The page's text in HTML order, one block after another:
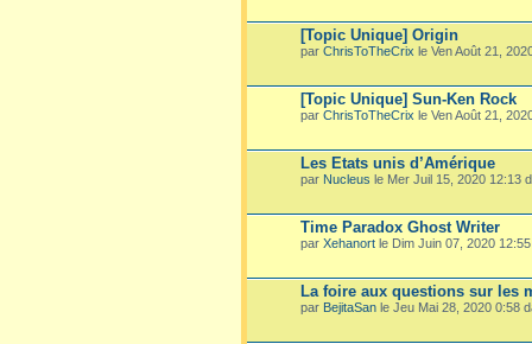
[Topic Unique] Origin
par ChrisToTheCrix le Ven Août 21,
[Topic Unique] Sun-Ken Rock
par ChrisToTheCrix le Ven Août 21,
Les Etats unis d’Amérique
par Nucleus le Mer Juil 15, 2020 12:13
Time Paradox Ghost Writer
par Xehanort le Dim Juin 07, 2020
La foire aux questions sur les
par BejitaSan le Jeu Mai 28, 2020 0:58